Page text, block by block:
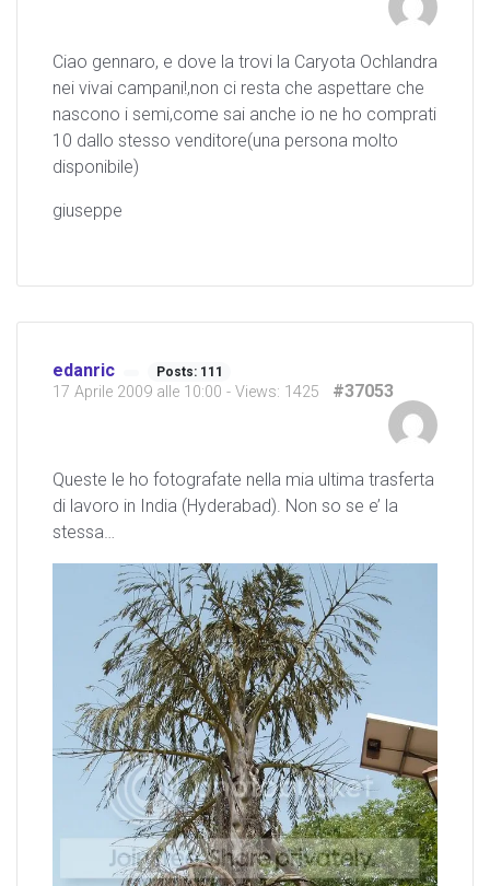
Ciao gennaro, e dove la trovi la Caryota Ochlandra
nei vivai campani!,non ci resta che aspettare che
nascono i semi,come sai anche io ne ho comprati
10 dallo stesso venditore(una persona molto
disponibile)
giuseppe
edanric Posts: 111
17 Aprile 2009 alle 10:00 - Views: 1425 #37053
Queste le ho fotografate nella mia ultima trasferta
di lavoro in India (Hyderabad). Non so se e’ la
stessa…